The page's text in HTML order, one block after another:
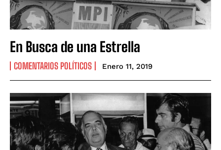
En Busca de una Estrella
COMENTARIOS POLÍTICOS Enero 11, 2019